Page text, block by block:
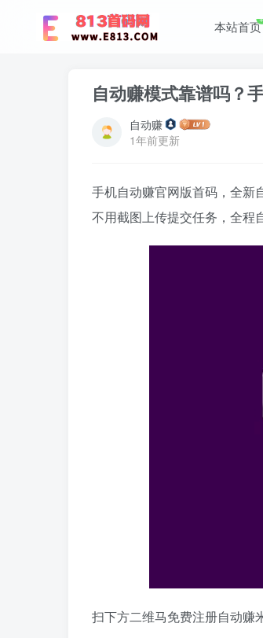
本站首页
自动赚模式靠谱吗？
自动赚
1年前更新
手机自动赚官网版首码，全新
不用截图上传提交任务，全程
扫下方二维马免费注册自动赚